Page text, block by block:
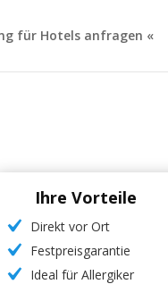
für Hotels anfragen «
Ihre Vorteile
Direkt vor Ort
Festpreisgarantie
Ideal für Allergiker